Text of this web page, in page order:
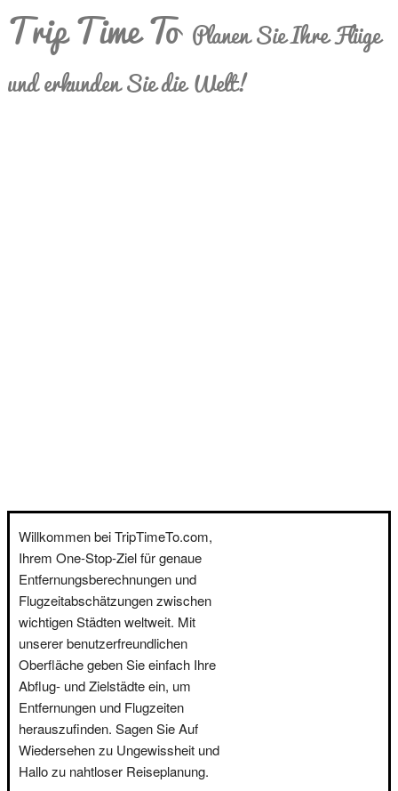
Trip Time To Planen Sie Ihre Flüge
und erkunden Sie die Welt!
Willkommen bei TripTimeTo.com,
Ihrem One-Stop-Ziel für genaue
Entfernungsberechnungen und
Flugzeitabschätzungen zwischen
wichtigen Städten weltweit. Mit
unserer benutzerfreundlichen
Oberfläche geben Sie einfach Ihre
Abflug- und Zielstädte ein, um
Entfernungen und Flugzeiten
herauszufinden. Sagen Sie Auf
Wiedersehen zu Ungewissheit und
Hallo zu nahtloser Reiseplanung.